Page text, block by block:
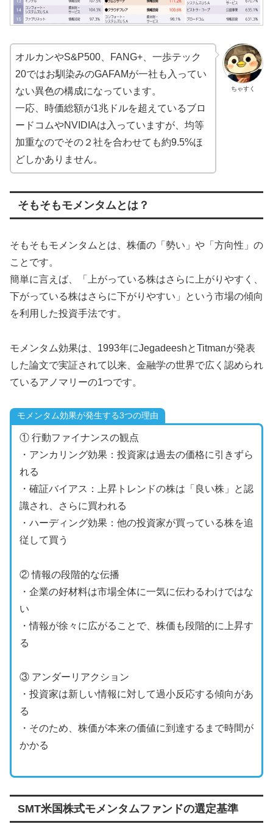
ちゃすく
オルカンやS&P500、FANG+、一歩テック
20ではお馴染みのGAFAMが一社も入ってい
ない異色の構成になっています。
一応、時価総額が1兆ドルを超えているブロ
ードコムやNVIDIAは入っていますが、均等
加重なのでその２社を合わせても約9.5%ほ
どしかありません。
そもそもモメンタムとは？
そもそもモメンタムとは、株価の「勢い」や「方向性」の
ことです。
簡単に言えば、「上がっている株はさらに上がりやすく、
下がっている株はさらに下がりやすい」という市場の傾向
を利用した投資手法です。
モメンタム効果は、1993年にJegadeeshとTitmanが発表
した論文で実証されて以来、金融学の世界で広く認められ
ているアノマリーの1つです。
モメンタム効果が発生する3つの理由
① 行動ファイナンスの観点
・アンカリング効果：投資家は過去の価格に引きずら
れる
・確証バイアス：上昇トレンドの株は「良い株」と認
識され、さらに買われる
・ハーディング効果：他の投資家が買っている株を追
従して買う
② 情報の段階的な伝播
・企業の好材料は市場全体に一気に伝わるわけではな
い
・情報が徐々に広がることで、株価も段階的に上昇す
る
③ アンダーリアクション
・投資家は新しい情報に対して過小反応する傾向があ
る
・そのため、株価が本来の価値に到達するまで時間が
かかる
SMT米国株式モメンタムファンドの選定基準